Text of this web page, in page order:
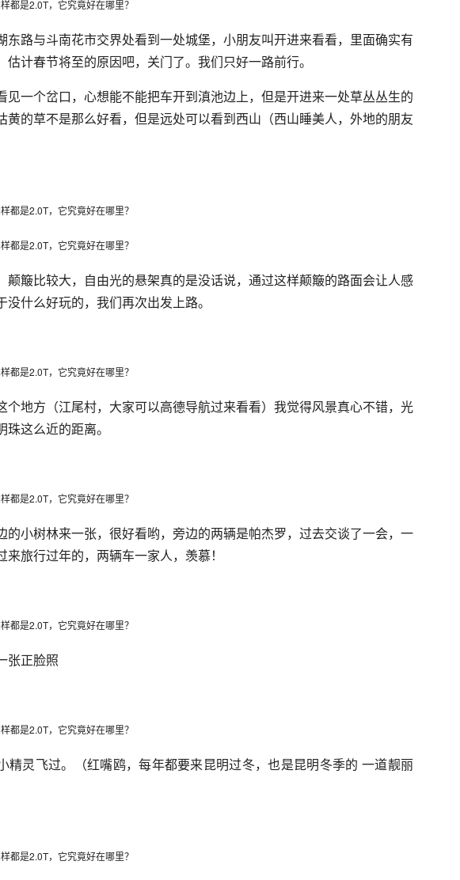
东路与斗南花市交界处看到一处城堡，小朋友叫开进来看看，里面确实有
估计春节将至的原因吧，关门了。我们只好一路前行。
见一个岔口，心想能不能把车开到滇池边上，但是开进来一处草丛丛生的
黄的草不是那么好看，但是远处可以看到西山（西山睡美人，外地的朋友
颠簸比较大，自由光的悬架真的是没话说，通过这样颠簸的路面会让人感
没什么好玩的，我们再次出发上路。
个地方（江尾村，大家可以高德导航过来看看）我觉得风景真心不错，光
这么近的距离。
的小树林来一张，很好看哟，旁边的两辆是帕杰罗，过去交谈了一会，一
来旅行过年的，两辆车一家人，羡慕！
张正脸照
精灵飞过。（红嘴鸥，每年都要来昆明过冬，也是昆明冬季的 一道靓丽